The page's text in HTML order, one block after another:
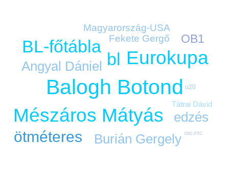
Balogh Botond
Eurokupa
Mészáros Mátyás
bl
BL-főtábla
ötméteres
Angyal Dániel
Burián Gergely
edzés
OB1
Fekete Gergő
Magyarország-USA
Tátrai Dávid
u20
OSC-FTC